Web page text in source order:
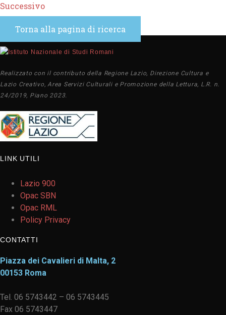
Successivo
Torna alla pagina di ricerca
Realizzato con il contributo della Regione Lazio, Direzione Cultura e
Lazio Creativo, Area Servizi Culturali e Promozione della Lettura, L.R. n.
24/2019, Piano 2023.
LINK UTILI
Lazio 900
Opac SBN
Opac RML
Policy Privacy
CONTATTI
Piazza dei Cavalieri di Malta, 2
00153 Roma
Tel. 06 5743442 – 06 5743445
Fax 06 5743447